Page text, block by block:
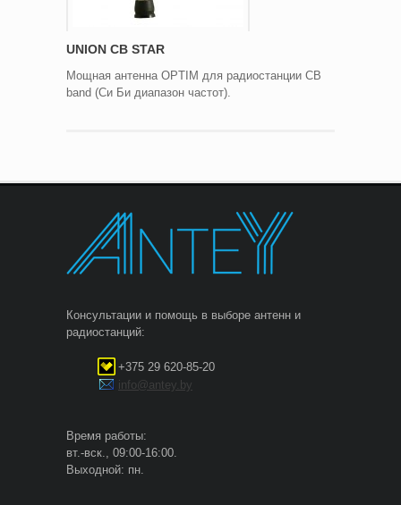
UNION CB STAR
Мощная антенна OPTIM для радиостанции CB
band (Си Би диапазон частот).
Консультации и помощь в выборе антенн и
радиостанций:
+375 29 620-85-20
info@antey.by
Время работы:
вт.-вск., 09:00-16:00.
Выходной: пн.